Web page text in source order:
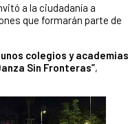
a la ciudadanía a
que formarán parte de
colegios y academias
Sin Fronteras”,